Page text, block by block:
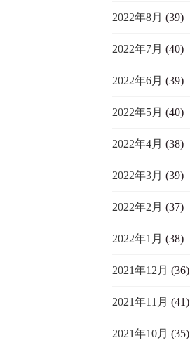
2022年8月 (39)
2022年7月 (40)
2022年6月 (39)
2022年5月 (40)
2022年4月 (38)
2022年3月 (39)
2022年2月 (37)
2022年1月 (38)
2021年12月 (36)
2021年11月 (41)
2021年10月 (35)